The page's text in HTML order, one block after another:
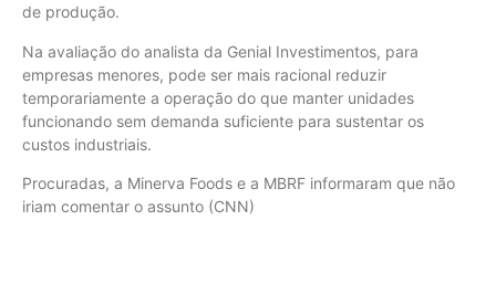
de produção.
Na avaliação do analista da Genial Investimentos, para
empresas menores, pode ser mais racional reduzir
temporariamente a operação do que manter unidades
funcionando sem demanda suficiente para sustentar os
custos industriais.
Procuradas, a Minerva Foods e a MBRF informaram que não
iriam comentar o assunto (CNN)